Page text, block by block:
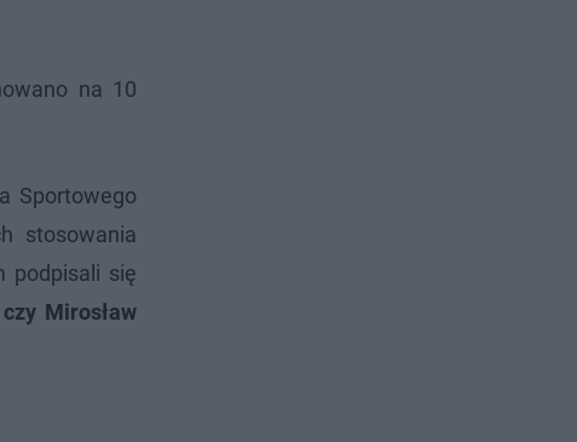
na 10
Sportowego
stosowania
podpisali się
Mirosław